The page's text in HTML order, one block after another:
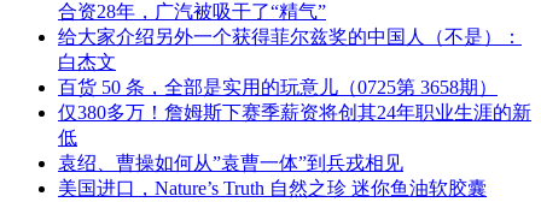
合资28年，广汽被吸干了“精气”
给大家介绍另外一个获得菲尔兹奖的中国人（不是）：
白杰文
百货 50 条，全部是实用的玩意儿（0725第 3658期）
仅380多万！詹姆斯下赛季薪资将创其24年职业生涯的新
低
袁绍、曹操如何从”袁曹一体”到兵戎相见
美国进口，Nature’s Truth 自然之珍 迷你鱼油软胶囊